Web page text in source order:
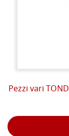
Pezzi vari